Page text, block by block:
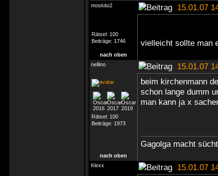
moskito2
15.01.07
Rätsel: 100
Beiträge: 1746 vielleicht sollte man
nach oben
nellino
15.01.07
Rätsel: 100
Beiträge: 1973
beim kirchenmann
schon lange dumm
man kann ja x
Gagolga macht
nach oben
Klexx
15.01.07